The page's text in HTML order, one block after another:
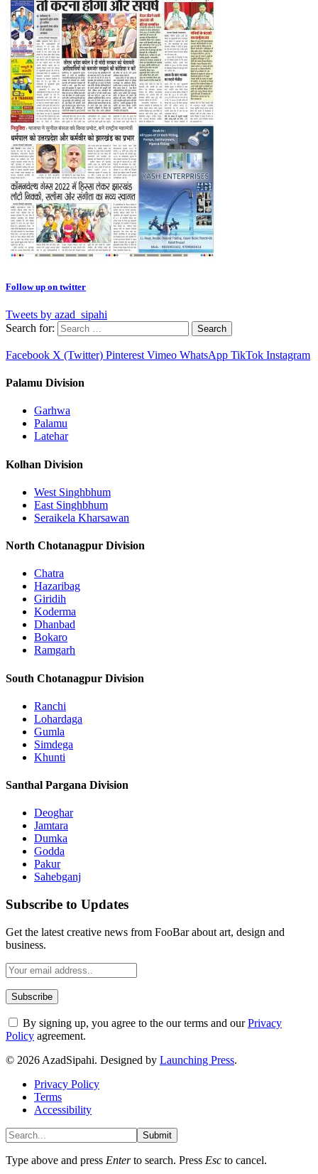
Follow up on twitter
Tweets by azad_sipahi
Search for:
Facebook X (Twitter) Pinterest Vimeo WhatsApp TikTok Instagram
Palamu Division
Garhwa
Palamu
Latehar
Kolhan Division
West Singhbhum
East Singhbhum
Seraikela Kharsawan
North Chotanagpur Division
Chatra
Hazaribag
Giridih
Koderma
Dhanbad
Bokaro
Ramgarh
South Chotanagpur Division
Ranchi
Lohardaga
Gumla
Simdega
Khunti
Santhal Pargana Division
Deoghar
Jamtara
Dumka
Godda
Pakur
Sahebganj
Subscribe to Updates
Get the latest creative news from FooBar about art, design and
business.
By signing up, you agree to the our terms and ourPrivacy
Policy agreement.
© 2026 AzadSipahi. Designed by Launching Press.
Privacy Policy
Terms
Accessibility
Submit
Type above and press Enterto search. Press Esc to cancel.